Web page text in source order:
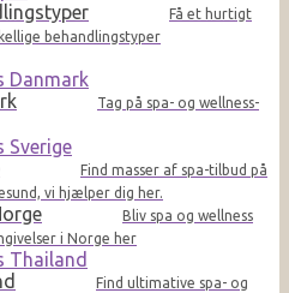
Få et hurtigt
behandlingstyper
Tag på spa- og wellness-
Find masser af spa-tilbud på
vi hjælper dig her.
Bliv spa og wellness
i Norge her
Find ultimative spa- og